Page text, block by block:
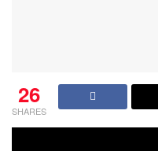
26
SHARES